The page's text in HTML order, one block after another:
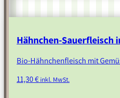
Hähnchen-Sauerfleisch
Bio-Hähnchenfleisch mit
11,30€ inkl. MwSt.